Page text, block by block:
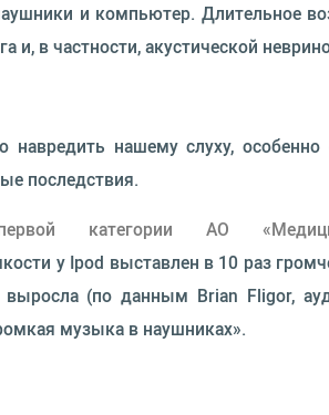
и компьютер. Длительное
и, в частности, акустической
нашему слуху,
последствия.
первой категории АО
у Ipod выставлен в 10 раз
(по данным Brian Fligor,
музыка в наушниках».